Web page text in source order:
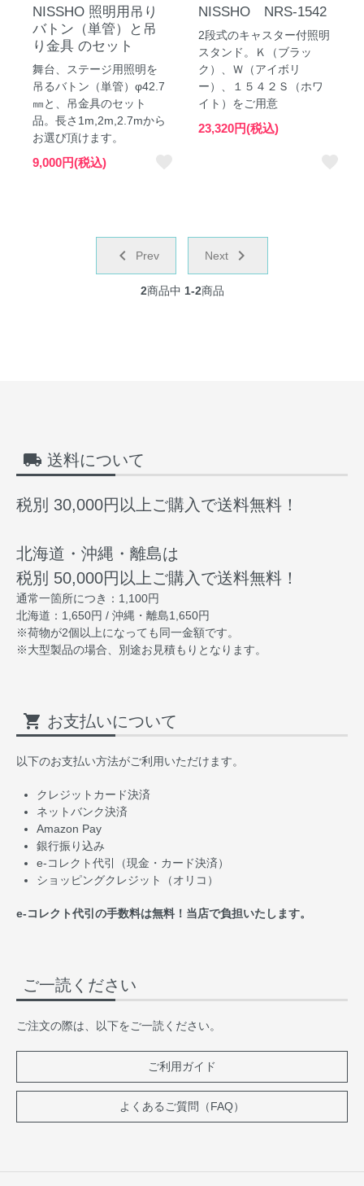
NISSHO 照明用吊り
バトン（単管）と吊
り金具 のセット
舞台、ステージ用照明を
吊るバトン（単管）φ42.7
㎜と、吊金具のセット
品。長さ1m,2m,2.7mから
お選び頂けます。
9,000円(税込)
NISSHO NRS-1542
2段式のキャスター付照明
スタンド。Ｋ（ブラッ
ク）、Ｗ（アイボリ
ー）、１５４２Ｓ（ホワ
イト）をご用意
23,320円(税込)
chevron_left Prev Next navigate_next
2商品中 1-2商品
local_shipping 送料について
税別 30,000円以上ご購入で送料無料！
北海道・沖縄・離島は
税別 50,000円以上ご購入で送料無料！
通常一箇所につき：1,100円
北海道：1,650円 / 沖縄・離島1,650円
※荷物が2個以上になっても同一金額です。
※大型製品の場合、別途お見積もりとなります。
ご一読ください
ご注文の際は、以下をご一読ください。
ご利用ガイド
よくあるご質問（FAQ）
shopping_cart お支払いについて
以下のお支払い方法がご利用いただけます。
クレジットカード決済
ネットバンク決済
Amazon Pay
銀行振り込み
e-コレクト代引（現金・カード決済）
ショッピングクレジット（オリコ）
e-コレクト代引の手数料は無料！当店で負担いたします。